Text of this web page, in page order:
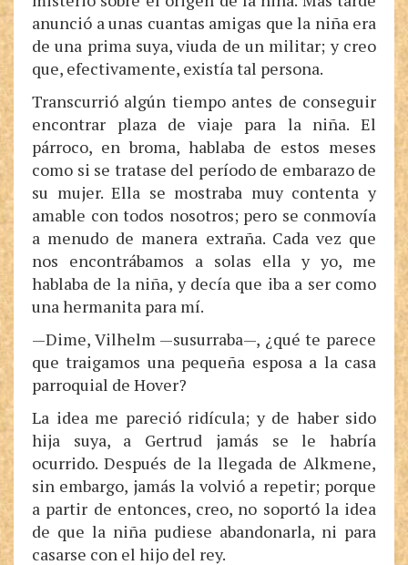
anunció a unas cuantas amigas que la niña era
de una prima suya, viuda de un militar; y creo
que, efectivamente, existía tal persona.
Transcurrió algún tiempo antes de conseguir
encontrar plaza de viaje para la niña. El
párroco, en broma, hablaba de estos meses
como si se tratase del período de embarazo de
su mujer. Ella se mostraba muy contenta y
amable con todos nosotros; pero se conmovía
a menudo de manera extraña. Cada vez que
nos encontrábamos a solas ella y yo, me
hablaba de la niña, y decía que iba a ser como
una hermanita para mí.
—Dime, Vilhelm —susurraba—, ¿qué te parece
que traigamos una pequeña esposa a la casa
parroquial de Hover?
La idea me pareció ridícula; y de haber sido
hija suya, a Gertrud jamás se le habría
ocurrido. Después de la llegada de Alkmene,
sin embargo, jamás la volvió a repetir; porque
a partir de entonces, creo, no soportó la idea
de que la niña pudiese abandonarla, ni para
casarse con el hijo del rey.